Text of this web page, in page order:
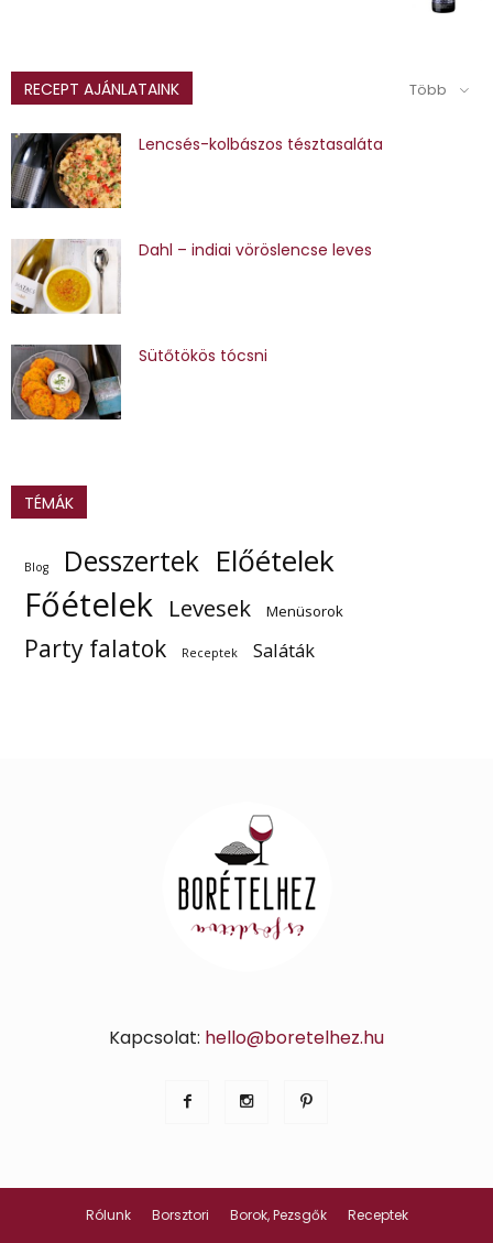
RECEPT AJÁNLATAINK Több
Lencsés-kolbászos tésztasaláta
Dahl – indiai vöröslencse leves
Sütőtökös tócsni
TÉMÁK
Blog Desszertek Előételek
Főételek Levesek Menüsorok
Party falatok Receptek Saláták
Kapcsolat: hello@boretelhez.hu
Rólunk Borsztori Borok, Pezsgők Receptek